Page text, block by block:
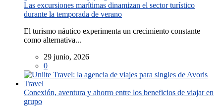
Las excursiones marítimas dinamizan el sector turístico
durante la temporada de verano
El turismo náutico experimenta un crecimiento constante
como alternativa...
29 junio, 2026
0
Conexión, aventura y ahorro entre los beneficios de viajar en
grupo